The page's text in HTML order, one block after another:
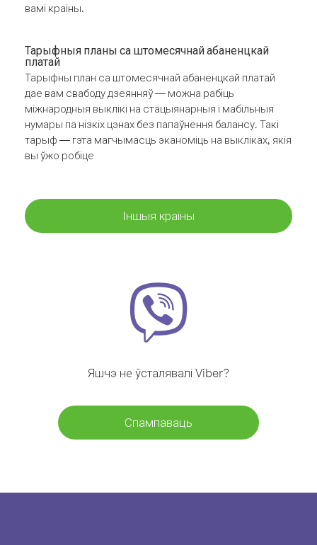
вамі краіны.
Тарыфныя планы са штомесячнай абаненцкай
платай
Тарыфны план са штомесячнай абаненцкай платай
дае вам свабоду дзеянняў — можна рабіць
міжнародныя выклікі на стацыянарныя і мабільныя
нумары па нізкіх цэнах без папаўнення балансу. Такі
тарыф — гэта магчымасць эканоміць на выкліках, якія
вы ўжо робіце
Іншыя краіны
Яшчэ не ўсталявалі Viber?
Спампаваць